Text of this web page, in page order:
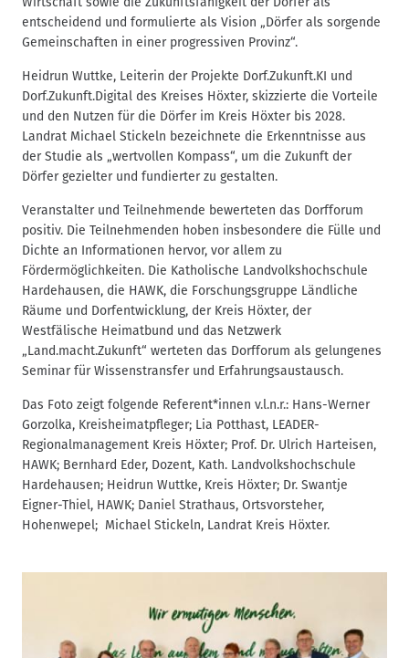
entscheidend und formulierte als Vision „Dörfer als sorgende
Gemeinschaften in einer progressiven Provinz“.
Heidrun Wuttke, Leiterin der Projekte Dorf.Zukunft.KI und
Dorf.Zukunft.Digital des Kreises Höxter, skizzierte die Vorteile
und den Nutzen für die Dörfer im Kreis Höxter bis 2028.
Landrat Michael Stickeln bezeichnete die Erkenntnisse aus
der Studie als „wertvollen Kompass“, um die Zukunft der
Dörfer gezielter und fundierter zu gestalten.
Veranstalter und Teilnehmende bewerteten das Dorfforum
positiv. Die Teilnehmenden hoben insbesondere die Fülle und
Dichte an Informationen hervor, vor allem zu
Fördermöglichkeiten. Die Katholische Landvolkshochschule
Hardehausen, die HAWK, die Forschungsgruppe Ländliche
Räume und Dorfentwicklung, der Kreis Höxter, der
Westfälische Heimatbund und das Netzwerk
„Land.macht.Zukunft“ werteten das Dorfforum als gelungenes
Seminar für Wissenstransfer und Erfahrungsaustausch.
Das Foto zeigt folgende Referent*innen v.l.n.r.: Hans-Werner
Gorzolka, Kreisheimatpfleger; Lia Potthast, LEADER-
Regionalmanagement Kreis Höxter; Prof. Dr. Ulrich Harteisen,
HAWK; Bernhard Eder, Dozent, Kath. Landvolkshochschule
Hardehausen; Heidrun Wuttke, Kreis Höxter; Dr. Swantje
Eigner-Thiel, HAWK; Daniel Strathaus, Ortsvorsteher,
Hohenwepel; Michael Stickeln, Landrat Kreis Höxter.